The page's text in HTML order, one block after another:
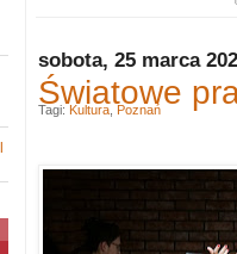
sobota, 25 marca
Światowe
Tagi: Kultura Poznań